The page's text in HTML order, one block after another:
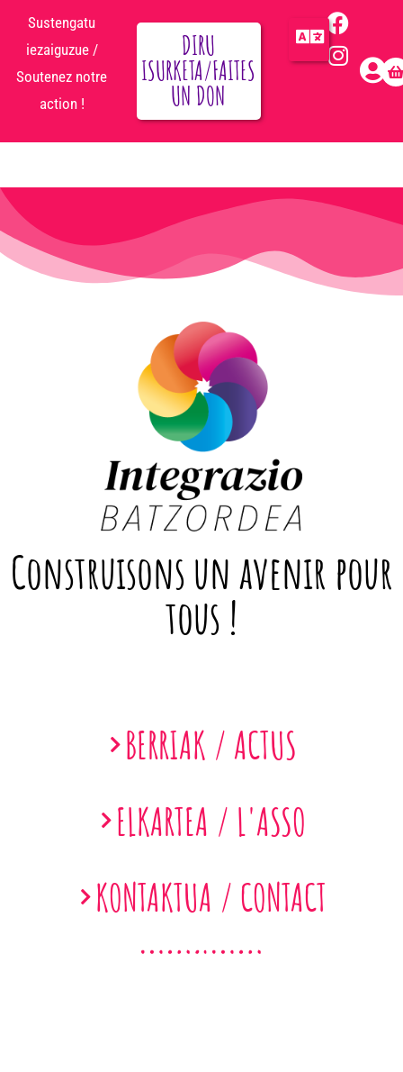
Sustengatu
iezaiguzue /
Soutenez notre
action !
DIRU
ISURKETA/FAITES
UN DON
Construisons un avenir pour
tous !
BERRIAK / ACTUS
ELKARTEA / L'ASSO
KONTAKTUA / CONTACT